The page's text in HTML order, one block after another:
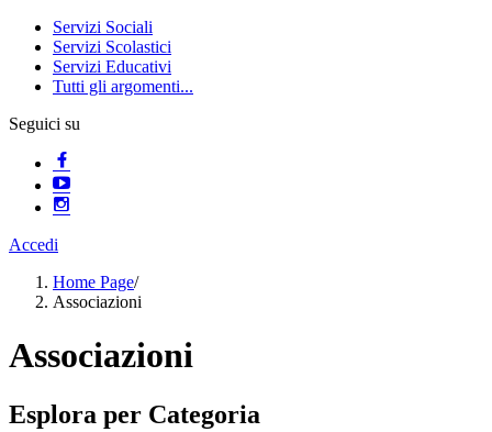
Servizi Sociali
Servizi Scolastici
Servizi Educativi
Tutti gli argomenti...
Seguici su
Accedi
Home Page/
Associazioni
Associazioni
Esplora per Categoria